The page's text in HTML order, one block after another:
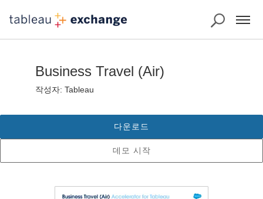
Business Travel (Air)
작성자: Tableau
데모 시작
다운로드